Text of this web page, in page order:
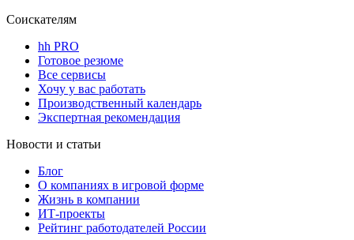
Соискателям
hh PRO
Готовое резюме
Все сервисы
Хочу у вас работать
Производственный календарь
Экспертная рекомендация
Новости и статьи
Блог
О компаниях в игровой форме
Жизнь в компании
ИТ-проекты
Рейтинг работодателей России